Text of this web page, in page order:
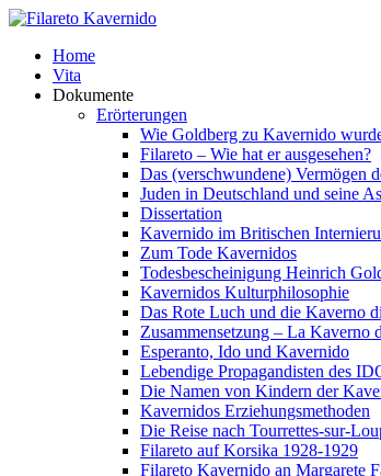
Home
Vita
Dokumente
Erörterungen
Wie Goldberg zu Kavernido
Filareto – Wie hat er ausgesehen?
Das (verschwundene) Vermögen
Juden in Deutschland und seine
Dissertation
Kavernido im Britischen
Zum Tode Kavernidos
Todesbescheinigung Heinrich
Kavernidos Kulturphilosophie
Das Rote Luch und die Kaverno
Zusammensetzung – La Kaverno
Esperanto, Ido und Kavernido
Lebendige Propagandisten des
Die Namen von Kindern der
Kavernidos Erziehungsmethoden
Die Reise nach Tourrettes-sur-
Filareto auf Korsika 1928-1929
Filareto Kavernido an Margarete